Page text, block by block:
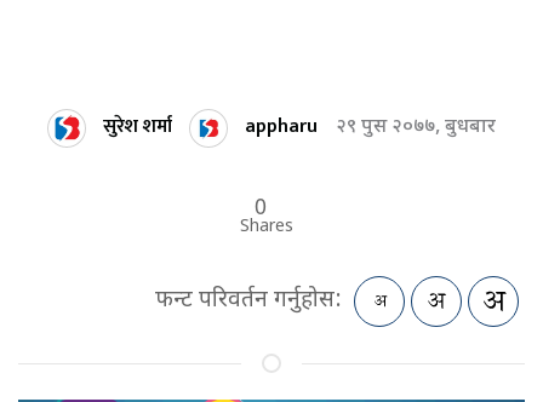
सुरेश शर्मा appharu २९ पुस २०७७, बुधबार
0
Shares
फन्ट परिवर्तन गर्नुहोस: